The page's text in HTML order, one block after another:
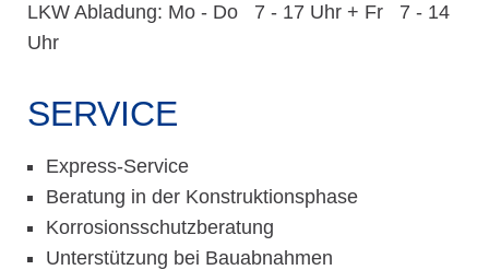
LKW Abladung: Mo - Do 7 - 17 Uhr + Fr 7 - 14
Uhr
SERVICE
Express-Service
Beratung in der Konstruktionsphase
Korrosionsschutzberatung
Unterstützung bei Bauabnahmen